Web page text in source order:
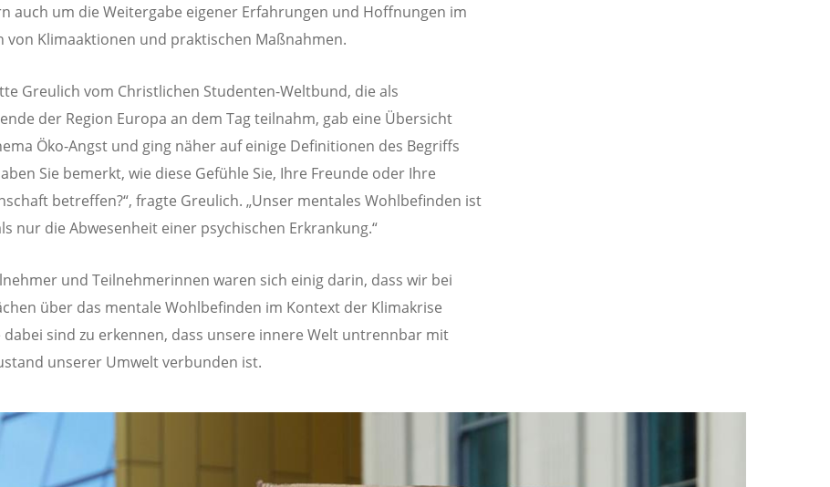
auch um die Weitergabe eigener Erfahrungen und Hoffnungen im
von Klimaaktionen und praktischen Maßnahmen.
Greulich vom Christlichen Studenten-Weltbund, die als
der Region Europa an dem Tag teilnahm, gab eine Übersicht
Öko-Angst und ging näher auf einige Definitionen des Begriffs
Sie bemerkt, wie diese Gefühle Sie, Ihre Freunde oder Ihre
betreffen?“, fragte Greulich. „Unser mentales Wohlbefinden ist
nur die Abwesenheit einer psychischen Erkrankung.“
und Teilnehmerinnen waren sich einig darin, dass wir bei
über das mentale Wohlbefinden im Kontext der Klimakrise
dabei sind zu erkennen, dass unsere innere Welt untrennbar mit
unserer Umwelt verbunden ist.